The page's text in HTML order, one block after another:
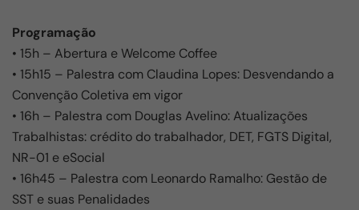
Programação
• 15h – Abertura e Welcome Coffee
• 15h15 – Palestra com Claudina Lopes: Desvendando a
Convenção Coletiva em vigor
• 16h – Palestra com Douglas Avelino: Atualizações
Trabalhistas: crédito do trabalhador, DET, FGTS Digital,
NR-01 e eSocial
• 16h45 – Palestra com Leonardo Ramalho: Gestão de
SST e suas Penalidades